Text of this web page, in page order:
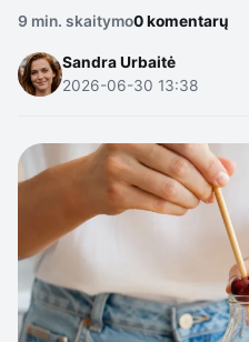
9 min. skaitymo0 komentarų
Sandra Urbaitė
2026-06-30 13:38